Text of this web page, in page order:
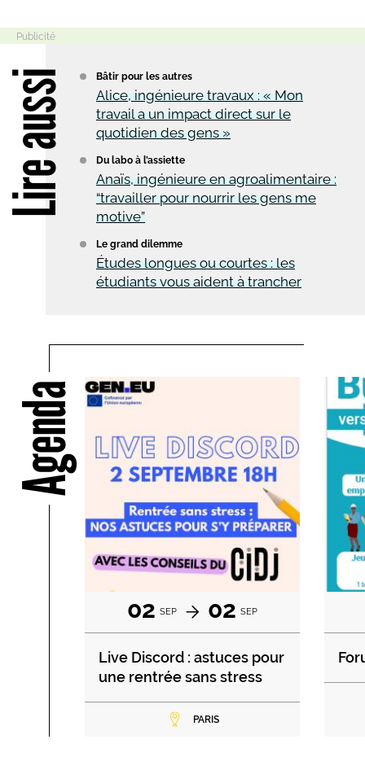
Bâtir pour les autres
Alice, ingénieure travaux : « Mon
travail a un impact direct sur le
quotidien des gens »
Du labo à l’assiette
Anaïs, ingénieure en agroalimentaire :
“travailler pour nourrir les gens me
motive”
Le grand dilemme
Études longues ou courtes : les
étudiants vous aident à trancher
Agenda
02 SEP 02 SEP
Live Discord : astuces pour
une rentrée sans stress
PARIS